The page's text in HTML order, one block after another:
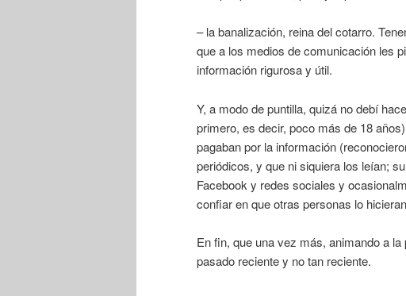
– la banalización, reina del cotarro.
que a los medios de comunicación les
información rigurosa y útil.
Y, a modo de puntilla, quizá no debí
primero, es decir, poco más de 18
pagaban por la información
periódicos, y que ni siquiera los leían;
Facebook y redes sociales y
confiar en que otras personas lo
En fin, que una vez más, animando a
pasado reciente y no tan reciente.